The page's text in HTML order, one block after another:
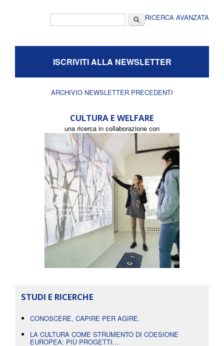
CercaRICERCA AVANZATA
ISCRIVITI ALLA NEWSLETTER
ARCHIVIO NEWSLETTER PRECEDENTI
CULTURA E WELFARE
una ricerca in collaborazione con
STUDI E RICERCHE
CONOSCERE, CAPIRE PER AGIRE.
LA CULTURA COME STRUMENTO DI COESIONE
EUROPEA: PIÙ PROGETTI...